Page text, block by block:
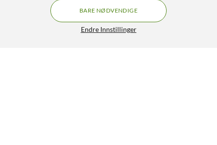
Endre Innstillinger
BARE NØDVENDIGE